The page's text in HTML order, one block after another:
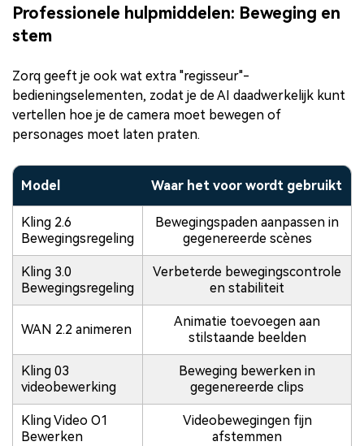
Professionele hulpmiddelen: Beweging en
stem
Zorq geeft je ook wat extra "regisseur"-
bedieningselementen, zodat je de AI daadwerkelijk kunt
vertellen hoe je de camera moet bewegen of
personages moet laten praten.
Model Waar het voor wordt gebruikt
Kling 2.6
Bewegingsregeling
Bewegingspaden aanpassen in
gegenereerde scènes
Kling 3.0
Bewegingsregeling
Verbeterde bewegingscontrole
en stabiliteit
WAN 2.2 animeren
Animatie toevoegen aan
stilstaande beelden
Kling 03
videobewerking
Beweging bewerken in
gegenereerde clips
Kling Video O1
Bewerken
Videobewegingen fijn
afstemmen